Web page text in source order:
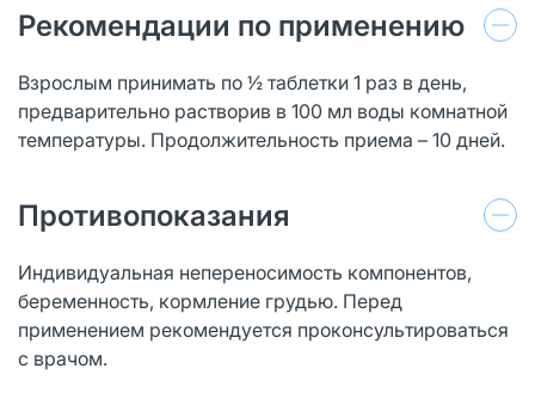
Рекомендации по применению
Взрослым принимать по ½ таблетки 1 раз в день,
предварительно растворив в 100 мл воды комнатной
температуры. Продолжительность приема – 10 дней.
Противопоказания
Индивидуальная непереносимость компонентов,
беременность, кормление грудью. Перед
применением рекомендуется проконсультироваться
с врачом.